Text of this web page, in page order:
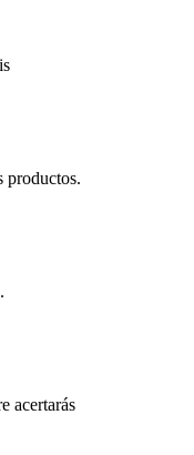
productos.
acertarás